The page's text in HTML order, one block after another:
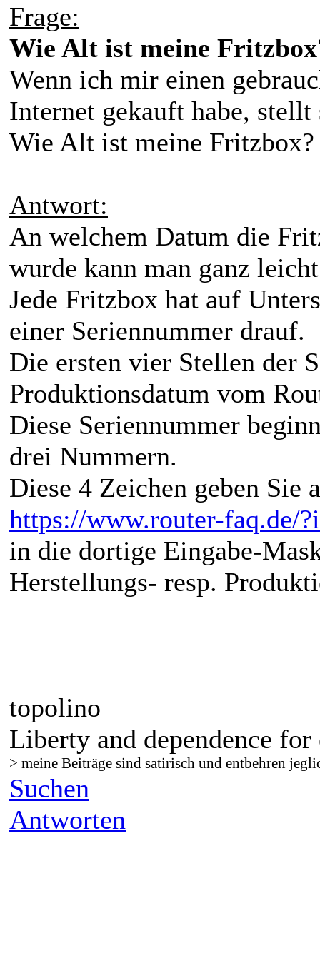
Frage:
Wie Alt ist meine
Wenn ich mir einen
Internet gekauft habe,
Wie Alt ist meine Fritzbox?
Antwort:
An welchem Datum die
wurde kann man ganz
Jede Fritzbox hat auf
einer Seriennummer drauf.
Die ersten vier Stellen der
Produktionsdatum vom
Diese Seriennummer
drei Nummern.
Diese 4 Zeichen geben
https://www.router-faq.de/
in die dortige Eingabe-
Herstellungs- resp.
topolino
Liberty and dependence for
> meine Beiträge sind satirisch und entbehren
Suchen
Antworten